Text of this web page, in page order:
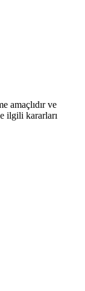
amaçlıdır ve
ilgili kararları